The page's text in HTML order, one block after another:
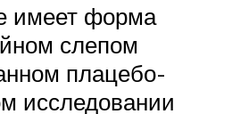
имеет форма
слепом
плацебо-
исследовании